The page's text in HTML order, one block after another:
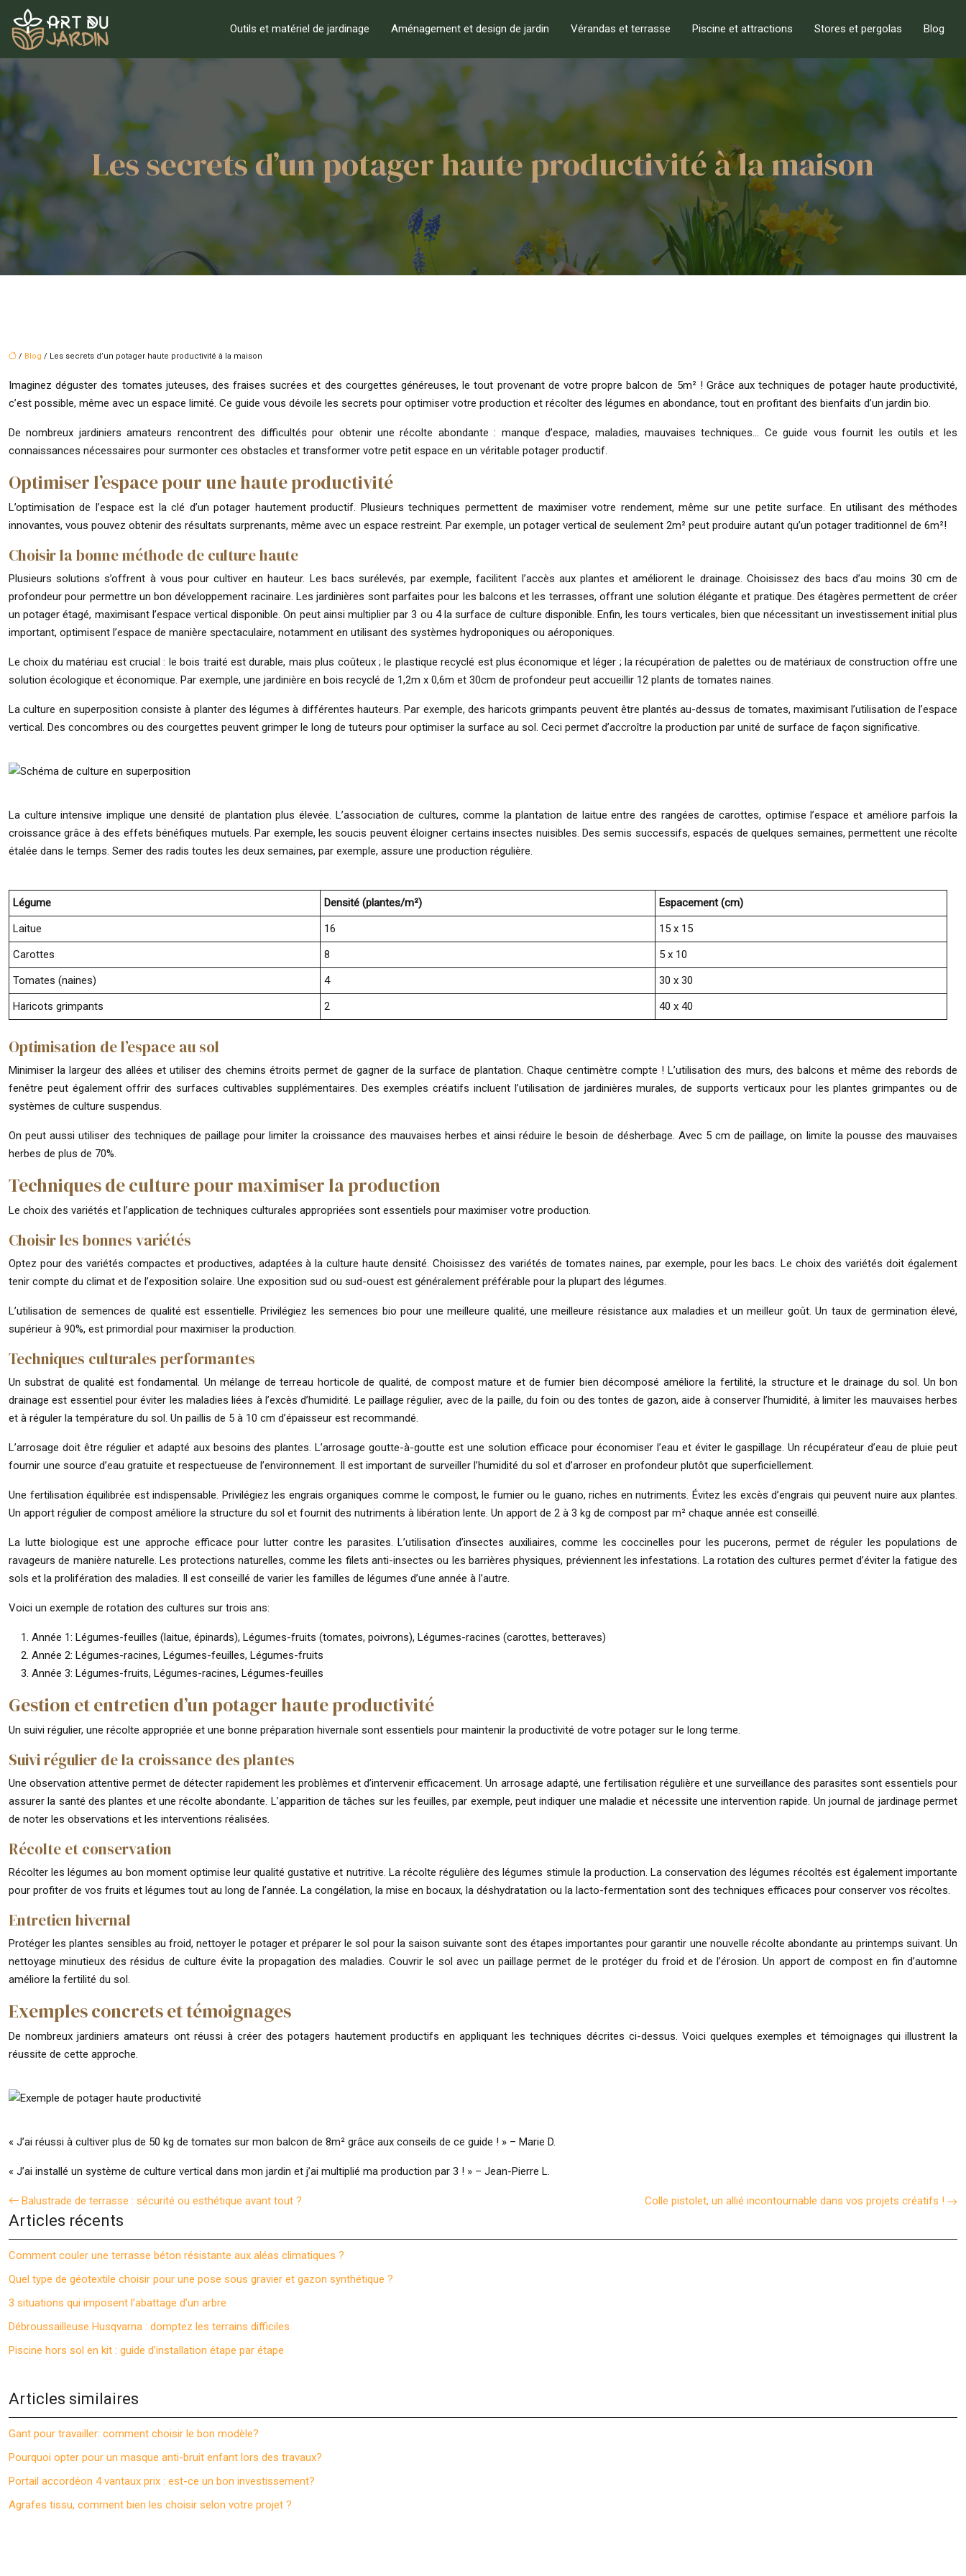
Outils et matériel de jardinage Aménagement et design de jardin Vérandas et terrasse Piscine et attractions Stores et pergolas Blog
Les secrets d’un potager haute productivité à la maison
/ Blog / Les secrets d’un potager haute productivité à la maison
Imaginez déguster des tomates juteuses, des fraises sucrées et des courgettes généreuses, le tout provenant de votre propre balcon de 5m² ! Grâce aux techniques de potager haute productivité,
c’est possible, même avec un espace limité. Ce guide vous dévoile les secrets pour optimiser votre production et récolter des légumes en abondance, tout en profitant des bienfaits d’un jardin bio.
De nombreux jardiniers amateurs rencontrent des difficultés pour obtenir une récolte abondante : manque d’espace, maladies, mauvaises techniques… Ce guide vous fournit les outils et les
connaissances nécessaires pour surmonter ces obstacles et transformer votre petit espace en un véritable potager productif.
Optimiser l’espace pour une haute productivité
L’optimisation de l’espace est la clé d’un potager hautement productif. Plusieurs techniques permettent de maximiser votre rendement, même sur une petite surface. En utilisant des méthodes
innovantes, vous pouvez obtenir des résultats surprenants, même avec un espace restreint. Par exemple, un potager vertical de seulement 2m² peut produire autant qu’un potager traditionnel de 6m²!
Choisir la bonne méthode de culture haute
Plusieurs solutions s’offrent à vous pour cultiver en hauteur. Les bacs surélevés, par exemple, facilitent l’accès aux plantes et améliorent le drainage. Choisissez des bacs d’au moins 30 cm de
profondeur pour permettre un bon développement racinaire. Les jardinières sont parfaites pour les balcons et les terrasses, offrant une solution élégante et pratique. Des étagères permettent de créer
un potager étagé, maximisant l’espace vertical disponible. On peut ainsi multiplier par 3 ou 4 la surface de culture disponible. Enfin, les tours verticales, bien que nécessitant un investissement initial plus
important, optimisent l’espace de manière spectaculaire, notamment en utilisant des systèmes hydroponiques ou aéroponiques.
Le choix du matériau est crucial : le bois traité est durable, mais plus coûteux ; le plastique recyclé est plus économique et léger ; la récupération de palettes ou de matériaux de construction offre une
solution écologique et économique. Par exemple, une jardinière en bois recyclé de 1,2m x 0,6m et 30cm de profondeur peut accueillir 12 plants de tomates naines.
La culture en superposition consiste à planter des légumes à différentes hauteurs. Par exemple, des haricots grimpants peuvent être plantés au-dessus de tomates, maximisant l’utilisation de l’espace
vertical. Des concombres ou des courgettes peuvent grimper le long de tuteurs pour optimiser la surface au sol. Ceci permet d’accroître la production par unité de surface de façon significative.
La culture intensive implique une densité de plantation plus élevée. L’association de cultures, comme la plantation de laitue entre des rangées de carottes, optimise l’espace et améliore parfois la
croissance grâce à des effets bénéfiques mutuels. Par exemple, les soucis peuvent éloigner certains insectes nuisibles. Des semis successifs, espacés de quelques semaines, permettent une récolte
étalée dans le temps. Semer des radis toutes les deux semaines, par exemple, assure une production régulière.
Légume Densité (plantes/m²)
Espacement (cm)
Laitue
16
15 x 15
Carottes
8
5 x 10
Tomates (naines)
4
30 x 30
Haricots grimpants
2 40 x 40
Optimisation de l’espace au sol
Minimiser la largeur des allées et utiliser des chemins étroits permet de gagner de la surface de plantation. Chaque centimètre compte ! L’utilisation des murs, des balcons et même des rebords de
fenêtre peut également offrir des surfaces cultivables supplémentaires. Des exemples créatifs incluent l’utilisation de jardinières murales, de supports verticaux pour les plantes grimpantes ou de
systèmes de culture suspendus.
On peut aussi utiliser des techniques de paillage pour limiter la croissance des mauvaises herbes et ainsi réduire le besoin de désherbage. Avec 5 cm de paillage, on limite la pousse des mauvaises
herbes de plus de 70%.
Techniques de culture pour maximiser la production
Le choix des variétés et l’application de techniques culturales appropriées sont essentiels pour maximiser votre production.
Choisir les bonnes variétés
Optez pour des variétés compactes et productives, adaptées à la culture haute densité. Choisissez des variétés de tomates naines, par exemple, pour les bacs. Le choix des variétés doit également
tenir compte du climat et de l’exposition solaire. Une exposition sud ou sud-ouest est généralement préférable pour la plupart des légumes.
L’utilisation de semences de qualité est essentielle. Privilégiez les semences bio pour une meilleure qualité, une meilleure résistance aux maladies et un meilleur goût. Un taux de germination élevé,
supérieur à 90%, est primordial pour maximiser la production.
Techniques culturales performantes
Un substrat de qualité est fondamental. Un mélange de terreau horticole de qualité, de compost mature et de fumier bien décomposé améliore la fertilité, la structure et le drainage du sol. Un bon
drainage est essentiel pour éviter les maladies liées à l’excès d’humidité. Le paillage régulier, avec de la paille, du foin ou des tontes de gazon, aide à conserver l’humidité, à limiter les mauvaises herbes
et à réguler la température du sol. Un paillis de 5 à 10 cm d’épaisseur est recommandé.
L’arrosage doit être régulier et adapté aux besoins des plantes. L’arrosage goutte-à-goutte est une solution efficace pour économiser l’eau et éviter le gaspillage. Un récupérateur d’eau de pluie peut
fournir une source d’eau gratuite et respectueuse de l’environnement. Il est important de surveiller l’humidité du sol et d’arroser en profondeur plutôt que superficiellement.
Une fertilisation équilibrée est indispensable. Privilégiez les engrais organiques comme le compost, le fumier ou le guano, riches en nutriments. Évitez les excès d’engrais qui peuvent nuire aux plantes.
Un apport régulier de compost améliore la structure du sol et fournit des nutriments à libération lente. Un apport de 2 à 3 kg de compost par m² chaque année est conseillé.
La lutte biologique est une approche efficace pour lutter contre les parasites. L’utilisation d’insectes auxiliaires, comme les coccinelles pour les pucerons, permet de réguler les populations de
ravageurs de manière naturelle. Les protections naturelles, comme les filets anti-insectes ou les barrières physiques, préviennent les infestations. La rotation des cultures permet d’éviter la fatigue des
sols et la prolifération des maladies. Il est conseillé de varier les familles de légumes d’une année à l’autre.
Voici un exemple de rotation des cultures sur trois ans:
Année 1: Légumes-feuilles (laitue, épinards), Légumes-fruits (tomates, poivrons), Légumes-racines (carottes, betteraves)
Année 2: Légumes-racines, Légumes-feuilles, Légumes-fruits
Année 3: Légumes-fruits, Légumes-racines, Légumes-feuilles
Gestion et entretien d’un potager haute productivité
Un suivi régulier, une récolte appropriée et une bonne préparation hivernale sont essentiels pour maintenir la productivité de votre potager sur le long terme.
Suivi régulier de la croissance des plantes
Une observation attentive permet de détecter rapidement les problèmes et d’intervenir efficacement. Un arrosage adapté, une fertilisation régulière et une surveillance des parasites sont essentiels pour
assurer la santé des plantes et une récolte abondante. L’apparition de tâches sur les feuilles, par exemple, peut indiquer une maladie et nécessite une intervention rapide. Un journal de jardinage permet
de noter les observations et les interventions réalisées.
Récolte et conservation
Récolter les légumes au bon moment optimise leur qualité gustative et nutritive. La récolte régulière des légumes stimule la production. La conservation des légumes récoltés est également importante
pour profiter de vos fruits et légumes tout au long de l’année. La congélation, la mise en bocaux, la déshydratation ou la lacto-fermentation sont des techniques efficaces pour conserver vos récoltes.
Entretien hivernal
Protéger les plantes sensibles au froid, nettoyer le potager et préparer le sol pour la saison suivante sont des étapes importantes pour garantir une nouvelle récolte abondante au printemps suivant. Un
nettoyage minutieux des résidus de culture évite la propagation des maladies. Couvrir le sol avec un paillage permet de le protéger du froid et de l’érosion. Un apport de compost en fin d’automne
améliore la fertilité du sol.
Exemples concrets et témoignages
De nombreux jardiniers amateurs ont réussi à créer des potagers hautement productifs en appliquant les techniques décrites ci-dessus. Voici quelques exemples et témoignages qui illustrent la
réussite de cette approche.
« J’ai réussi à cultiver plus de 50 kg de tomates sur mon balcon de 8m² grâce aux conseils de ce guide ! » – Marie D.
« J’ai installé un système de culture vertical dans mon jardin et j’ai multiplié ma production par 3 ! » – Jean-Pierre L.
Balustrade de terrasse : sécurité ou esthétique avant tout ? Colle pistolet, un allié incontournable dans vos projets créatifs !
Articles récents
Comment couler une terrasse béton résistante aux aléas climatiques ?
Quel type de géotextile choisir pour une pose sous gravier et gazon synthétique ?
3 situations qui imposent l’abattage d’un arbre
Débroussailleuse Husqvarna : domptez les terrains difficiles
Piscine hors sol en kit : guide d’installation étape par étape
Articles similaires
Gant pour travailler: comment choisir le bon modèle?
Pourquoi opter pour un masque anti-bruit enfant lors des travaux?
Portail accordéon 4 vantaux prix : est-ce un bon investissement?
Agrafes tissu, comment bien les choisir selon votre projet ?